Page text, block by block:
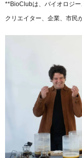
**BioClubは、バイオロジー
クリエイター、企業、市民